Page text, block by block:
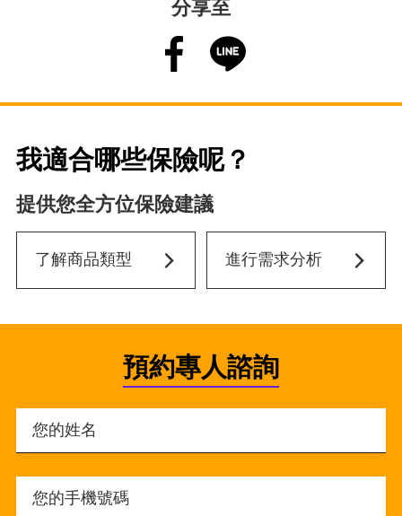
分享至
我適合哪些保險呢？
提供您全方位保險建議
了解商品類型 進行需求分析
預約專人諮詢